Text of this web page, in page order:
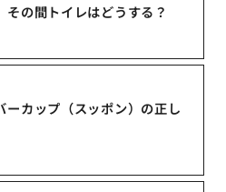
の間トイレはどうする？
ーカップ（スッポン）の正し